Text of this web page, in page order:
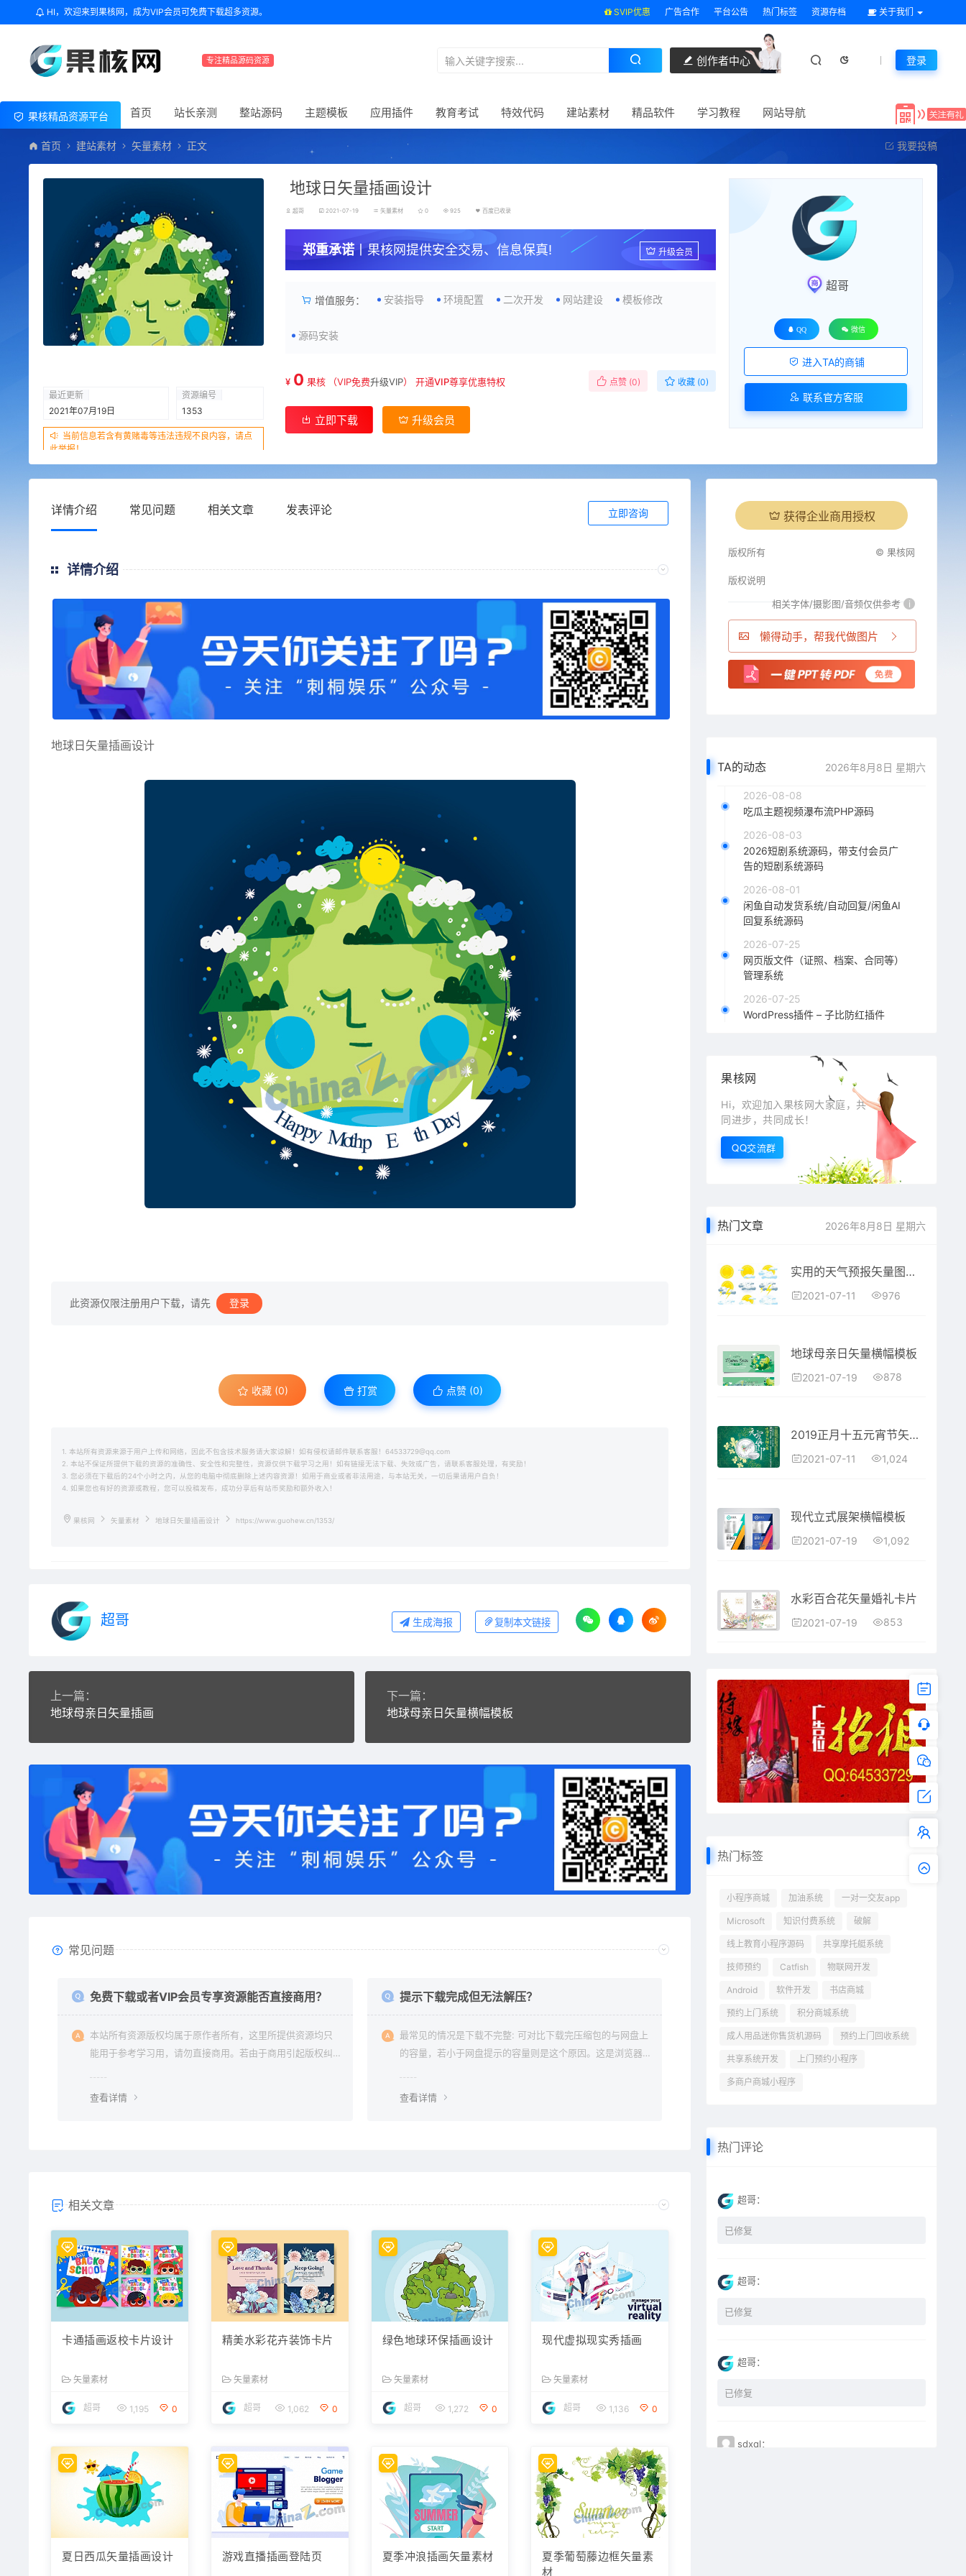
HI，欢迎来到果核网，成为VIP会员可免费下载超多资源。 SVIP优惠 广告合作 平台公告 热门标签 资源存档 关于我们
专注精品源码资源 创作者中心 登录
果核精品资源平台 首页 站长亲测 整站源码 主题模板 应用插件 教育考试 特效代码 建站素材 精品软件 学习教程 网站导航
首页 建站素材 矢量素材 正文 我要投稿
最近更新
2021年07月19日
资源编号
1353
当前信息若含有黄赌毒等违法违规不良内容，请点
此举报！
地球日矢量插画设计
超哥 2021-07-19 矢量素材 0 925 百度已收录
郑重承诺丨果核网提供安全交易、信息保真! 升级会员
增值服务： 安装指导 环境配置 二次开发 网站建设 模板修改
源码安装
¥ 0 果核 （VIP免费升级VIP）开通VIP尊享优惠特权 点赞 (0) 收藏 (0)
立即下载 升级会员
超哥
QQ 微信
进入TA的商铺
联系官方客服
详情介绍 常见问题 相关文章 发表评论 立即咨询
详情介绍
地球日矢量插画设计
此资源仅限注册用户下载，请先 登录
收藏 (0) 打赏 点赞 (0)
1. 本站所有资源来源于用户上传和网络，因此不包含技术服务请大家谅解！如有侵权请邮件联系客服！64533729@qq.com
2. 本站不保证所提供下载的资源的准确性、安全性和完整性，资源仅供下载学习之用！如有链接无法下载、失效或广告，请联系客服处理，有奖励！
3. 您必须在下载后的24个小时之内，从您的电脑中彻底删除上述内容资源！如用于商业或者非法用途，与本站无关，一切后果请用户自负！
4. 如果您也有好的资源或教程，您可以投稿发布，成功分享后有站币奖励和额外收入！
果核网 矢量素材 地球日矢量插画设计 https://www.guohew.cn/1353/
超哥 生成海报 复制本文链接
上一篇：
地球母亲日矢量插画
下一篇：
地球母亲日矢量横幅模板
常见问题
免费下载或者VIP会员专享资源能否直接商用？
本站所有资源版权均属于原作者所有，这里所提供资源均只
能用于参考学习用，请勿直接商用。若由于商用引起版权纠
查看详情
提示下载完成但无法解压？
最常见的情况是下载不完整: 可对比下载完压缩包的与网盘上
的容量，若小于网盘提示的容量则是这个原因。这是浏览器
查看详情
相关文章
卡通插画返校卡片设计
矢量素材
超哥 1,195 0
精美水彩花卉装饰卡片
矢量素材
超哥 1,062 0
绿色地球环保插画设计
矢量素材
超哥 1,272 0
现代虚拟现实秀插画
矢量素材
超哥 1,136 0
夏日西瓜矢量插画设计 游戏直播插画登陆页 夏季冲浪插画矢量素材
夏季葡萄藤边框矢量素
材
获得企业商用授权
版权所有 © 果核网
版权说明
相关字体/摄影图/音频仅供参考 i
懒得动手，帮我代做图片
TA的动态 2026年8月8日 星期六
2026-08-08
吃瓜主题视频瀑布流PHP源码
2026-08-03
2026短剧系统源码，带支付会员广
告的短剧系统源码
2026-08-01
闲鱼自动发货系统/自动回复/闲鱼AI
回复系统源码
2026-07-25
网页版文件（证照、档案、合同等）
管理系统
2026-07-25
WordPress插件 – 子比防红插件
果核网
Hi，欢迎加入果核网大家庭，共
同进步，共同成长！
QQ交流群
热门文章 2026年8月8日 星期六
实用的天气预报矢量图标素材下载
2021-07-11 976
地球母亲日矢量横幅模板
2021-07-19 878
2019正月十五元宵节矢量素材
2021-07-11 1,024
现代立式展架横幅模板
2021-07-19 1,092
水彩百合花矢量婚礼卡片
2021-07-19 853
热门标签
小程序商城 加油系统 一对一交友app
Microsoft 知识付费系统 破解
线上教育小程序源码 共享摩托艇系统
技师预约 Catfish 物联网开发
Android 软件开发 书店商城
预约上门系统 积分商城系统
成人用品迷你售货机源码 预约上门回收系统
共享系统开发 上门预约小程序
多商户商城小程序
热门评论
超哥：
已修复
超哥：
已修复
超哥：
已修复
sdxql：